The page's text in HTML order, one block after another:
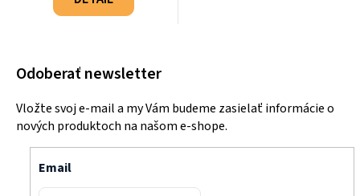
Odoberať newsletter
Vložte svoj e-mail a my Vám budeme zasielať informácie o
nových produktoch na našom e-shope.
Email